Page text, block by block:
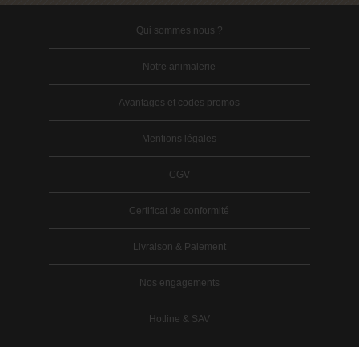
Qui sommes nous ?
Notre animalerie
Avantages et codes promos
Mentions légales
CGV
Certificat de conformité
Livraison & Paiement
Nos engagements
Hotline & SAV